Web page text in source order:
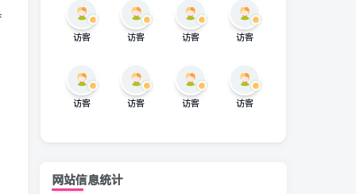
访客 访客 访客 访客
访客 访客 访客 访客
网站信息统计